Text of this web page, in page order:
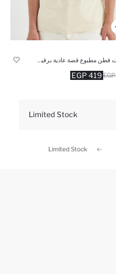
419 EGP
Limited Stock
Limited Stock